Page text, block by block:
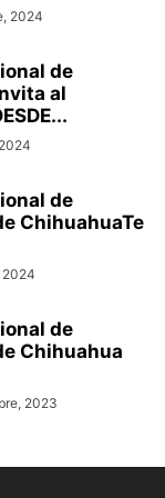
2024
de
al
de
ChihuahuaTe
2024
de
Chihuahua
2023